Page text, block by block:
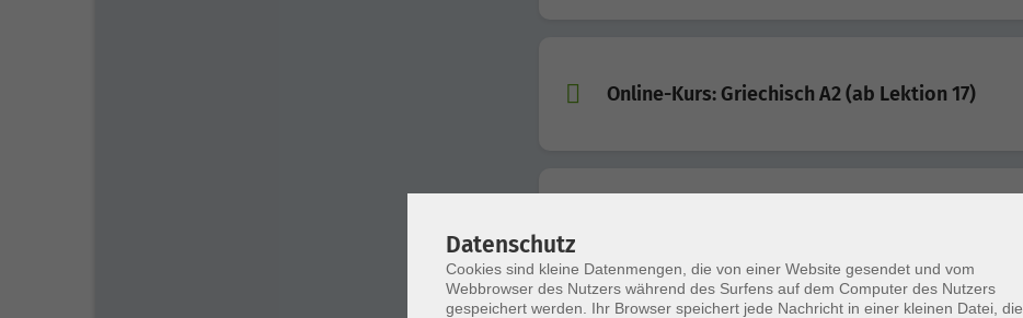
Online-Kurs: Griechisch A2 (ab Lektion 17)
Datenschutz
Cookies sind kleine Datenmengen, die von einer Website gesendet und vom
Webbrowser des Nutzers während des Surfens auf dem Computer des Nutzers
gespeichert werden. Ihr Browser speichert jede Nachricht in einer kleinen Datei, die